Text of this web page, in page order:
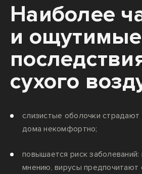
Наиболее
и ощутимые
сухого
слизистые оболочки страдают
дома некомфортно;
повышается риск
мнению, вирусы предпочитают